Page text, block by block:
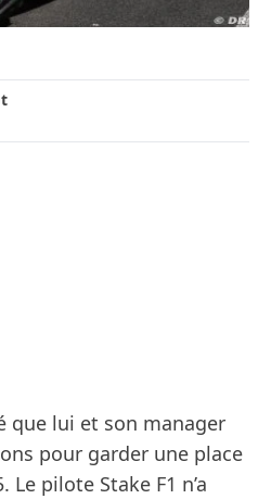
que lui et son manager
pour garder une place
Le pilote Stake F1 n’a